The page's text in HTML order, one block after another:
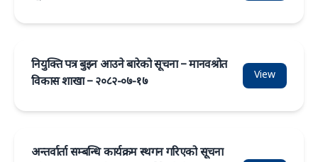
नियुक्ति पत्र बुझ्न आउने बारेको सूचना – मानवश्रोत
विकास शाखा – २०८२-०७-१७
View
अन्तर्वार्ता सम्बन्धि कार्यक्रम स्थगन गरिएको सूचना